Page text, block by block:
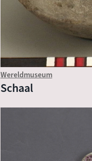
Wereldmuseum
Schaal